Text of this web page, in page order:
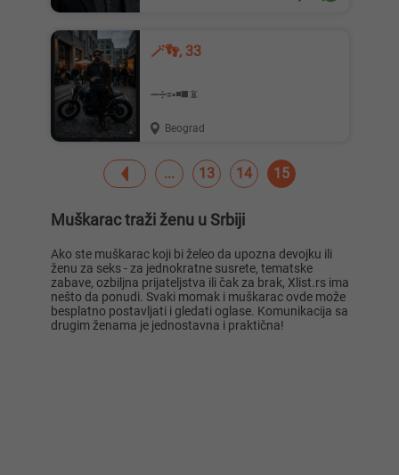
🪄👣, 33
➖️➗️🟰▪️◾️◼️📵
Beograd
13 14 15
Muškarac traži ženu u Srbiji
Ako ste muškarac koji bi želeo da upozna devojku ili
ženu za seks - za jednokratne susrete, tematske
zabave, ozbiljna prijateljstva ili čak za brak, Xlist.rs ima
nešto da ponudi. Svaki momak i muškarac ovde može
besplatno postavljati i gledati oglase. Komunikacija sa
drugim ženama je jednostavna i praktična!